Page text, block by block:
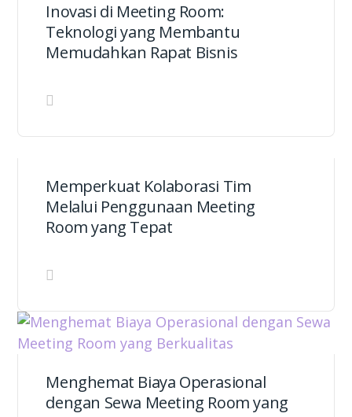
Inovasi di Meeting Room:
Teknologi yang Membantu
Memudahkan Rapat Bisnis
Memperkuat Kolaborasi Tim
Melalui Penggunaan Meeting
Room yang Tepat
Menghemat Biaya Operasional
dengan Sewa Meeting Room yang